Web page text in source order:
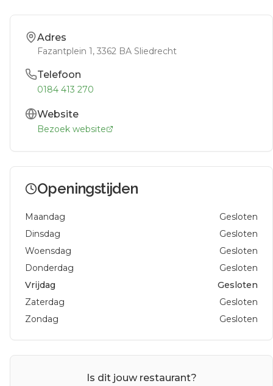
Adres
Fazantplein 1, 3362 BA Sliedrecht
Telefoon
0184 413 270
Website
Bezoek website
Openingstijden
Maandag
Gesloten
Dinsdag
Gesloten
Woensdag
Gesloten
Donderdag
Gesloten
Vrijdag
Gesloten
Zaterdag
Gesloten
Zondag
Gesloten
Is dit jouw restaurant?